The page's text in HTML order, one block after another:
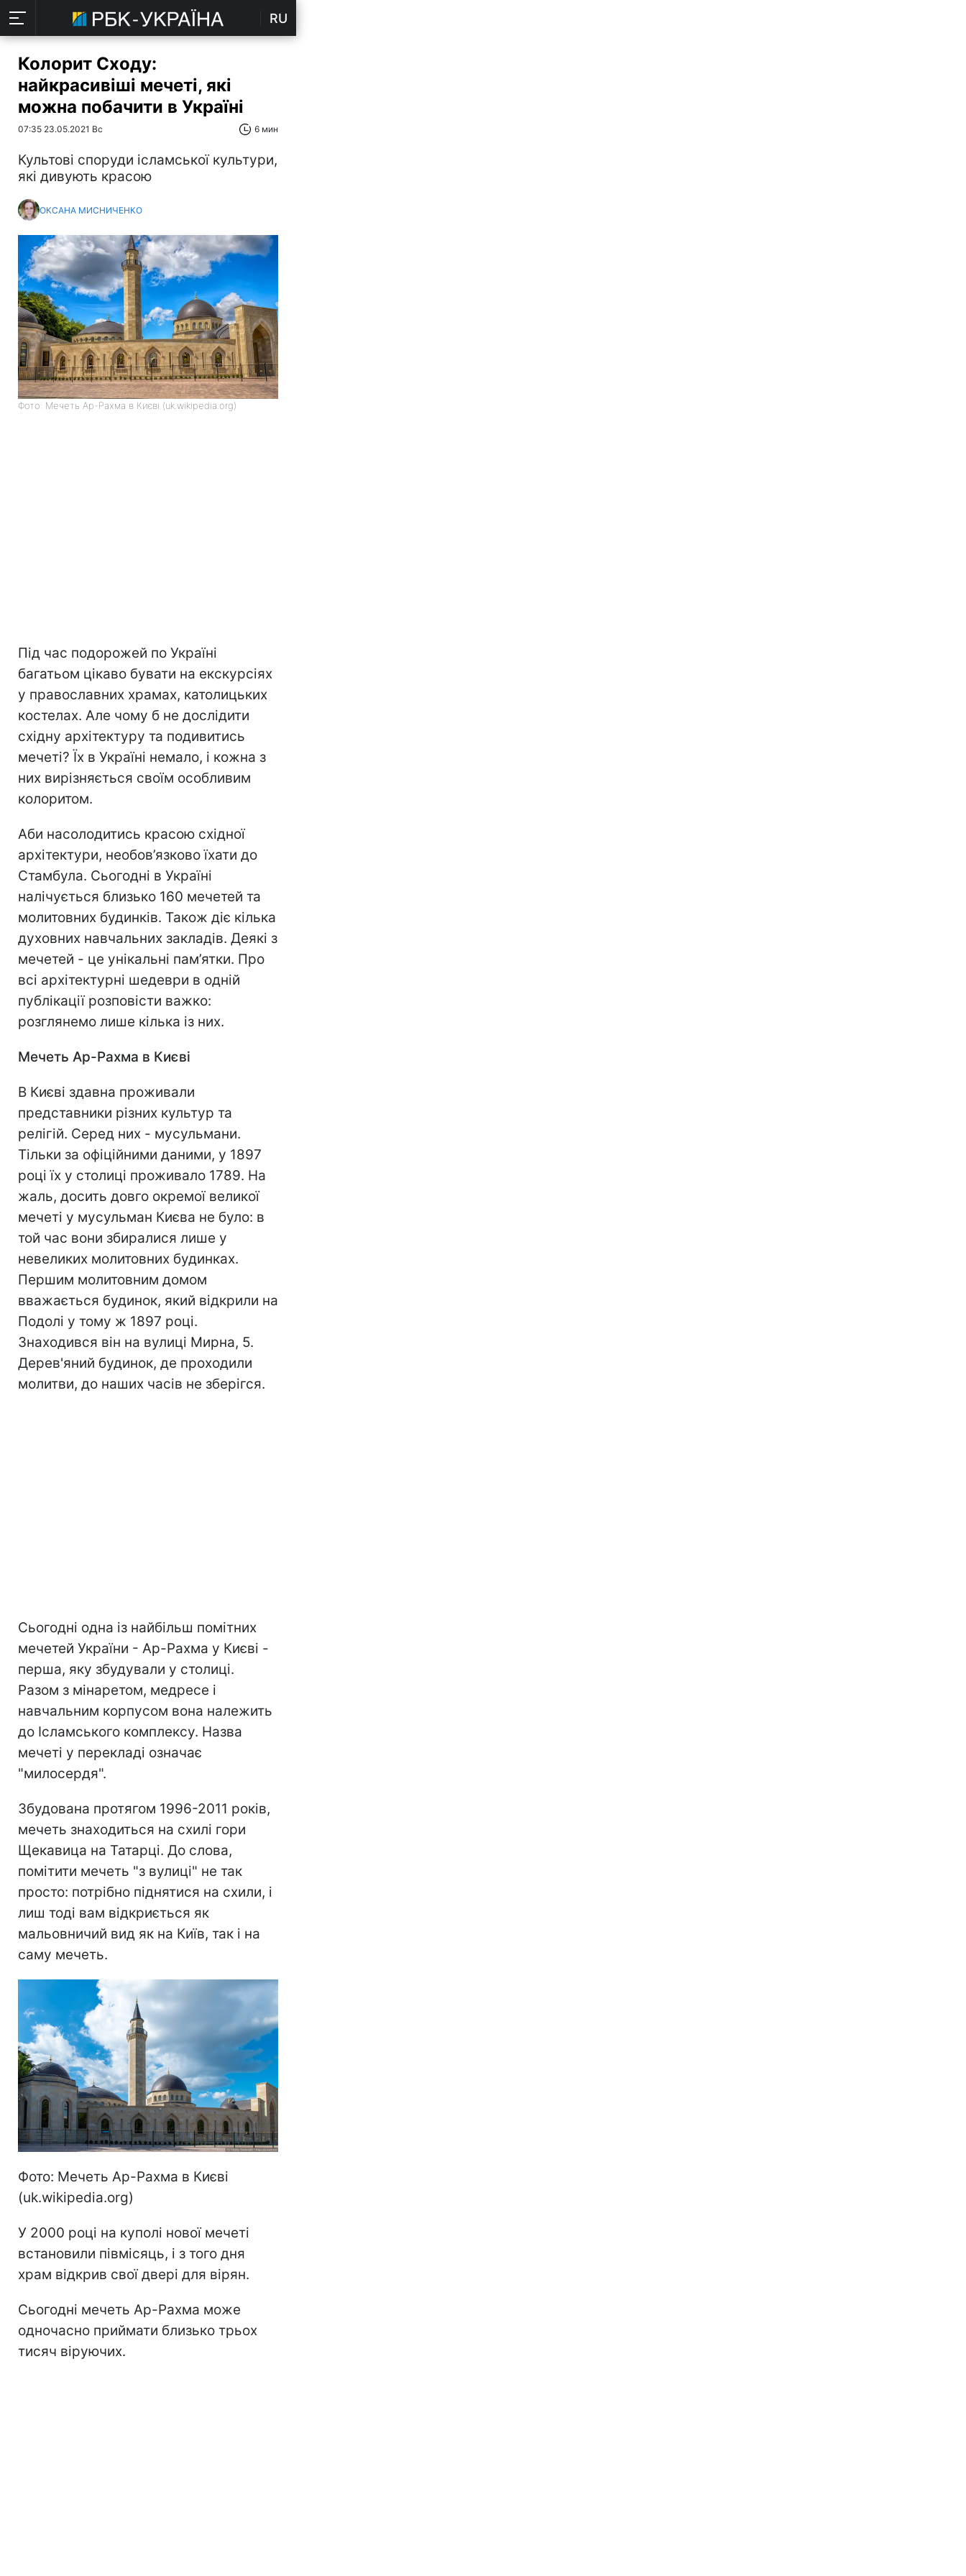
RU
Колорит Сходу:
найкрасивіші мечеті, які
можна побачити в Україні
07:35 23.05.2021 Вс 6 мин
Культові споруди ісламської культури,
які дивують красою
ОКСАНА МИСНИЧЕНКО
Фото: Мечеть Ар-Рахма в Києві (uk.wikipedia.org)
Під час подорожей по Україні
багатьом цікаво бувати на екскурсіях
у православних храмах, католицьких
костелах. Але чому б не дослідити
східну архітектуру та подивитись
мечеті? Їх в Україні немало, і кожна з
них вирізняється своїм особливим
колоритом.
Аби насолодитись красою східної
архітектури, необов’язково їхати до
Стамбула. Сьогодні в Україні
налічується близько 160 мечетей та
молитовних будинків. Також діє кілька
духовних навчальних закладів. Деякі з
мечетей - це унікальні пам’ятки. Про
всі архітектурні шедеври в одній
публікації розповісти важко:
розглянемо лише кілька із них.
Мечеть Ар-Рахма в Києві
В Києві здавна проживали
представники різних культур та
релігій. Серед них - мусульмани.
Тільки за офіційними даними, у 1897
році їх у столиці проживало 1789. На
жаль, досить довго окремої великої
мечеті у мусульман Києва не було: в
той час вони збиралися лише у
невеликих молитовних будинках.
Першим молитовним домом
вважається будинок, який відкрили на
Подолі у тому ж 1897 році.
Знаходився він на вулиці Мирна, 5.
Дерев'яний будинок, де проходили
молитви, до наших часів не зберігся.
Сьогодні одна із найбільш помітних
мечетей України - Ар-Рахма у Києві -
перша, яку збудували у столиці.
Разом з мінаретом, медресе і
навчальним корпусом вона належить
до Ісламського комплексу. Назва
мечеті у перекладі означає
"милосердя".
Збудована протягом 1996-2011 років,
мечеть знаходиться на схилі гори
Щекавица на Татарці. До слова,
помітити мечеть "з вулиці" не так
просто: потрібно піднятися на схили, і
лиш тоді вам відкриється як
мальовничий вид як на Київ, так і на
саму мечеть.
Фото: Мечеть Ар-Рахма в Києві
(uk.wikipedia.org)
У 2000 році на куполі нової мечеті
встановили півмісяць, і з того дня
храм відкрив свої двері для вірян.
Сьогодні мечеть Ар-Рахма може
одночасно приймати близько трьох
тисяч віруючих.